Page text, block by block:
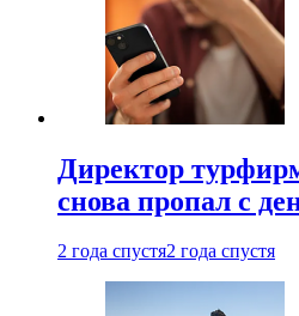
Директор
снова пропал с
2 года спустя2 года спустя